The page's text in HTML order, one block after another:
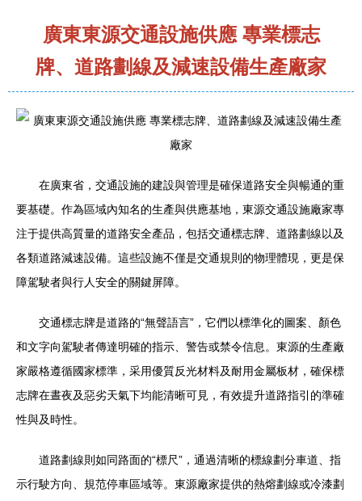
廣東東源交通設施供應 專業標志
牌、道路劃線及減速設備生產廠家
在廣東省，交通設施的建設與管理是確保道路安全與暢通的重
要基礎。作為區域內知名的生產與供應基地，東源交通設施廠家專
注于提供高質量的道路安全產品，包括交通標志牌、道路劃線以及
各類道路減速設備。這些設施不僅是交通規則的物理體現，更是保
障駕駛者與行人安全的關鍵屏障。
交通標志牌是道路的“無聲語言”，它們以標準化的圖案、顏色
和文字向駕駛者傳達明確的指示、警告或禁令信息。東源的生產廠
家嚴格遵循國家標準，采用優質反光材料及耐用金屬板材，確保標
志牌在晝夜及惡劣天氣下均能清晰可見，有效提升道路指引的準確
性與及時性。
道路劃線則如同路面的“標尺”，通過清晰的標線劃分車道、指
示行駛方向、規范停車區域等。東源廠家提供的熱熔劃線或冷漆劃